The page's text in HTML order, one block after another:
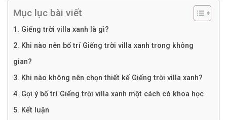
Mục lục bài viết
1. Giếng trời villa xanh là gì?
2. Khi nào nên bố trí Giếng trời villa xanh trong không
gian?
3. Khi nào không nên chọn thiết kế Giếng trời villa xanh?
4. Gợi ý bố trí Giếng trời villa xanh một cách có khoa học
5. Kết luận